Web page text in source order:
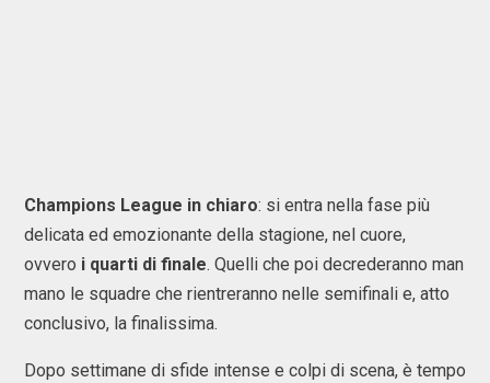
Champions League in chiaro: si entra nella fase più
delicata ed emozionante della stagione, nel cuore,
ovvero i quarti di finale. Quelli che poi decrederanno man
mano le squadre che rientreranno nelle semifinali e, atto
conclusivo, la finalissima.
Dopo settimane di sfide intense e colpi di scena, è tempo